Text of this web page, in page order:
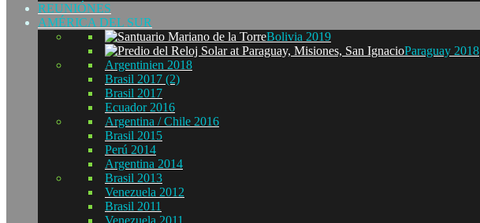
REUNIÓNES
AMÉRICA DEL SUR
Bolivia 2019
Paraguay 2018
Argentinien 2018
Brasil 2017 (2)
Brasil 2017
Ecuador 2016
Argentina / Chile 2016
Brasil 2015
Perú 2014
Argentina 2014
Brasil 2013
Venezuela 2012
Brasil 2011
Venezuela 2011